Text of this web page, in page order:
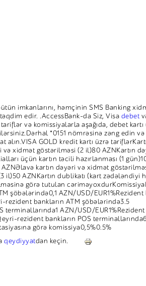
imkanlarını, həmçinin SMS Banking
edir. .AccessBank-da Siz, Visa debet
və komissiyalarla aşağıda, debet
*0151 nömrəsinə zəng edin
alın.VISA GOLD kredit kartı üzrə
və xidmət göstərilməsi (2 il)80 AZNKartın
üçün kartın təcili hazırlanması (1
kartın dəyəri və xidmət
il)50 AZNKartın dublikatı (kart zədələndiyi
görə tutulan
şöbələrində0,1 AZN/USD/EUR1%Rezident
bankların ATM şöbələrində3.5
terminallarında1 AZN/USD/EUR1%Rezident
rezident bankların POS terminallarında6
görə komissiya0,5%0.5%
qeydiyyatdan keçin.